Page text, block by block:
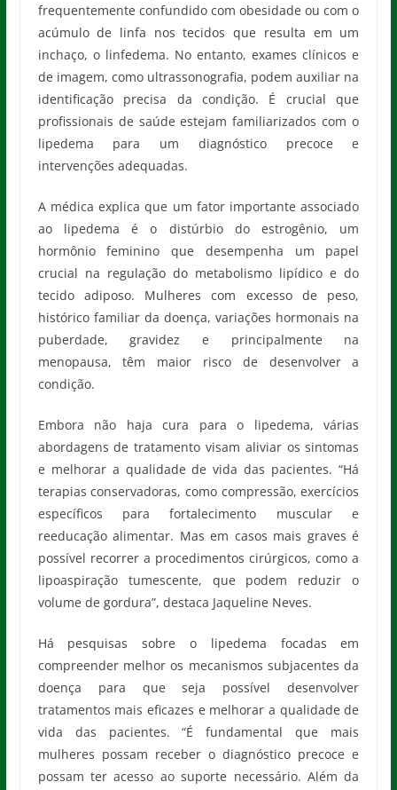
frequentemente confundido com obesidade ou com o
acúmulo de linfa nos tecidos que resulta em um
inchaço, o linfedema. No entanto, exames clínicos e
de imagem, como ultrassonografia, podem auxiliar na
identificação precisa da condição. É crucial que
profissionais de saúde estejam familiarizados com o
lipedema para um diagnóstico precoce e
intervenções adequadas.
A médica explica que um fator importante associado
ao lipedema é o distúrbio do estrogênio, um
hormônio feminino que desempenha um papel
crucial na regulação do metabolismo lipídico e do
tecido adiposo. Mulheres com excesso de peso,
histórico familiar da doença, variações hormonais na
puberdade, gravidez e principalmente na
menopausa, têm maior risco de desenvolver a
condição.
Embora não haja cura para o lipedema, várias
abordagens de tratamento visam aliviar os sintomas
e melhorar a qualidade de vida das pacientes. “Há
terapias conservadoras, como compressão, exercícios
específicos para fortalecimento muscular e
reeducação alimentar. Mas em casos mais graves é
possível recorrer a procedimentos cirúrgicos, como a
lipoaspiração tumescente, que podem reduzir o
volume de gordura”, destaca Jaqueline Neves.
Há pesquisas sobre o lipedema focadas em
compreender melhor os mecanismos subjacentes da
doença para que seja possível desenvolver
tratamentos mais eficazes e melhorar a qualidade de
vida das pacientes. “É fundamental que mais
mulheres possam receber o diagnóstico precoce e
possam ter acesso ao suporte necessário. Além da